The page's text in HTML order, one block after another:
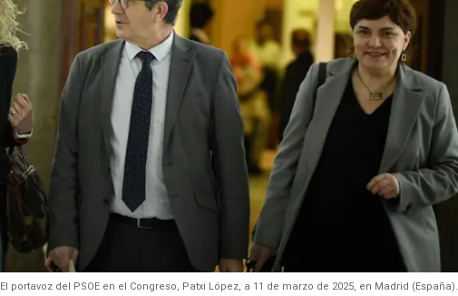
El portavoz del PSOE en el Congreso, Patxi López, a 11 de marzo de 2025, en Madrid (España).